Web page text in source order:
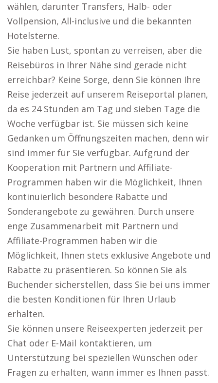
wählen, darunter Transfers, Halb- oder
Vollpension, All-inclusive und die bekannten
Hotelsterne.
Sie haben Lust, spontan zu verreisen, aber die
Reisebüros in Ihrer Nähe sind gerade nicht
erreichbar? Keine Sorge, denn Sie können Ihre
Reise jederzeit auf unserem Reiseportal planen,
da es 24 Stunden am Tag und sieben Tage die
Woche verfügbar ist. Sie müssen sich keine
Gedanken um Öffnungszeiten machen, denn wir
sind immer für Sie verfügbar. Aufgrund der
Kooperation mit Partnern und Affiliate-
Programmen haben wir die Möglichkeit, Ihnen
kontinuierlich besondere Rabatte und
Sonderangebote zu gewähren. Durch unsere
enge Zusammenarbeit mit Partnern und
Affiliate-Programmen haben wir die
Möglichkeit, Ihnen stets exklusive Angebote und
Rabatte zu präsentieren. So können Sie als
Buchender sicherstellen, dass Sie bei uns immer
die besten Konditionen für Ihren Urlaub
erhalten.
Sie können unsere Reiseexperten jederzeit per
Chat oder E-Mail kontaktieren, um
Unterstützung bei speziellen Wünschen oder
Fragen zu erhalten, wann immer es Ihnen passt.